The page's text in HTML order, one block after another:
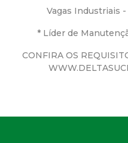
n
q
i
Vagas Industriais
* Líder de
CONFIRA OS